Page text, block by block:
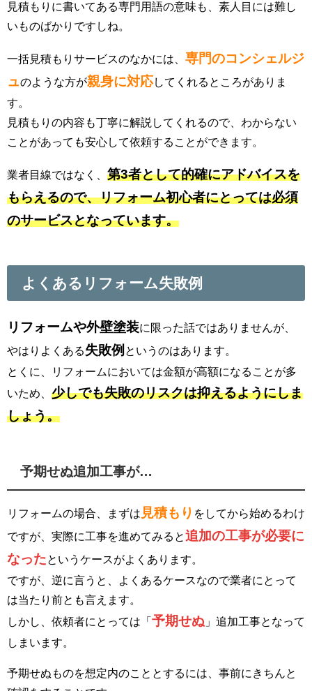
見積もりに書いてある専門用語の意味も、素人目には難し
いものばかりですしね。
一括見積もりサービスのなかには、 専門のコンシェルジ
ュのような方が親身に対応してくれるところがありま
す。
見積もりの内容も丁寧に解説してくれるので、わからない
ことがあっても安心して依頼することができます。
業者目線ではなく、 第3者として的確にアドバイスを
もらえるので、リフォーム初心者にとっては必須
のサービスとなっています。
よくあるリフォーム失敗例
リフォームや外壁塗装に限った話ではありませんが、
やはりよくある失敗例 というのはあります。
とくに、リフォームにおいては金額が高額になることが多
いため、 少しでも失敗のリスクは抑えるようにしま
しょう。
予期せぬ追加工事が…
リフォームの場合、まずは 見積もり をしてから始めるわけ
ですが、実際に工事を進めてみると追加の工事が必要に
なった というケースがよくあります。
ですが、逆に言うと、よくあるケースなので業者にとって
は当たり前とも言えます。
しかし、依頼者にとっては「 予期せぬ 」追加工事となって
しまいます。
予期せぬものを想定内のこととするには、事前にきちんと